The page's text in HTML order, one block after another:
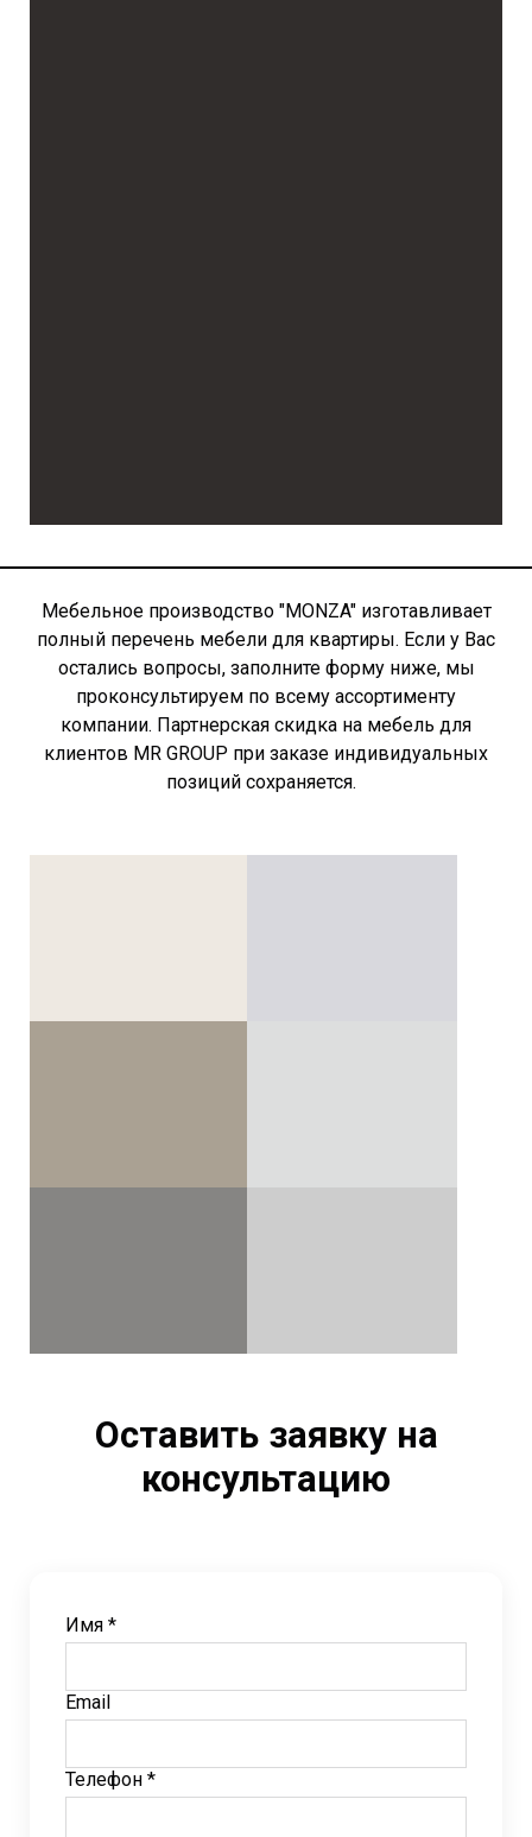
Мебельное производство "MONZA" изготавливает
полный перечень мебели для квартиры. Если у Вас
остались вопросы, заполните форму ниже, мы
проконсультируем по всему ассортименту
компании. Партнерская скидка на мебель для
клиентов MR GROUP при заказе индивидуальных
позиций сохраняется.
Оставить заявку на
консультацию
Имя *
Email
Телефон *